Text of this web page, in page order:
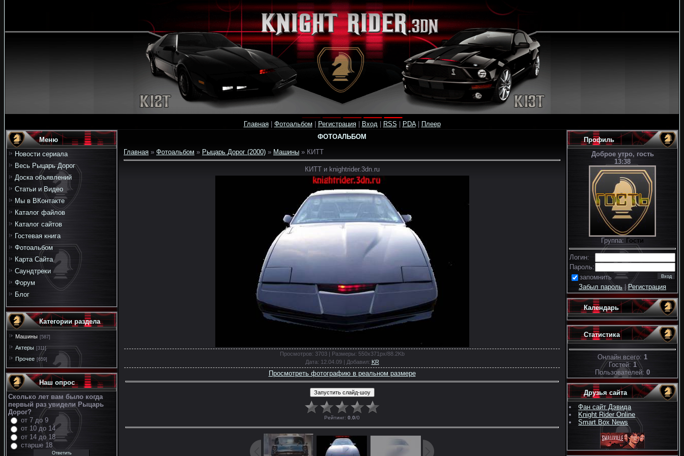
Главная| Фотоальбом Регистрация| Вход| RSS PDA| Плеер
Меню
Новости сериала
Весь Рыцарь Дорог
Доска объявлений
Статьи и Видео
Мы в ВКонтакте
Каталог файлов
Каталог сайтов
Гостевая книга
Фотоальбом
Карта Сайта
Саундтреки
Форум
Блог
Категории раздела
Машины [587]
Актеры [311]
Прочее [659]
Наш опрос
Сколько лет вам было когда
первый раз увидели Рыцарь
Дорог?
от 7 до 9
от 10 до 14
от 14 до 18
старше 18
ФОТОАЛЬБОМ
Главная » Фотоальбом » Рыцарь Дорог (2000) » Машины » КИТТ
КИТТ и knightrider.3dn.ru
Просмотров: 3703 | Размеры: 550x371px/88.2Kb
Дата: 12.04.09 | Добавил: KR
Просмотреть фотографию в реальном размере
Рейтинг: 0.0/0
Профиль
Доброе утро, гость
13:38
Группа: Гости
Логин:
Пароль:
запомнить
Забыл пароль|Регистрация
Календарь
Статистика
Онлайн всего: 1
Гостей: 1
Пользователей: 0
Друзья сайта
Фан сайт Дэвида
Knight Rider Online
Smart Box News